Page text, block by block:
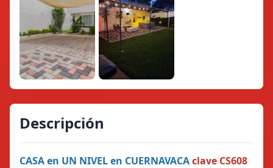
Descripción
CASA en UN NIVEL en CUERNAVACAclave CS608